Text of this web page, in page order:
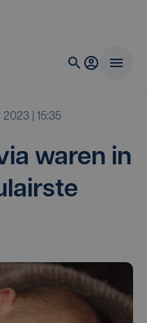
2023 | 15:35
waren in